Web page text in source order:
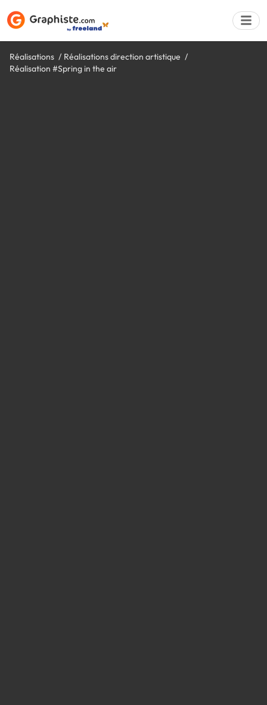
Réalisations
Réalisations direction artistique
Réalisation #Spring in the air